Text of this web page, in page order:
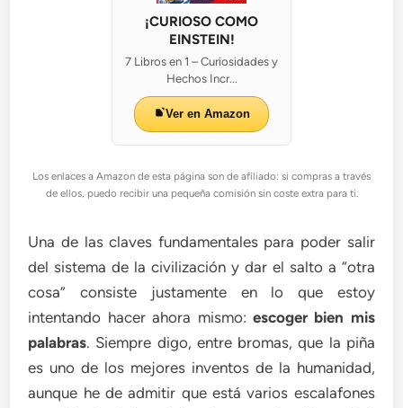
¡CURIOSO COMO
EINSTEIN!
7 Libros en 1 – Curiosidades y
Hechos Incr...
Ver en Amazon
Los enlaces a Amazon de esta página son de afiliado: si compras a través
de ellos, puedo recibir una pequeña comisión sin coste extra para ti.
Una de las claves fundamentales para poder salir
del sistema de la civilización y dar el salto a “otra
cosa” consiste justamente en lo que estoy
intentando hacer ahora mismo: escoger bien mis
palabras. Siempre digo, entre bromas, que la piña
es uno de los mejores inventos de la humanidad,
aunque he de admitir que está varios escalafones